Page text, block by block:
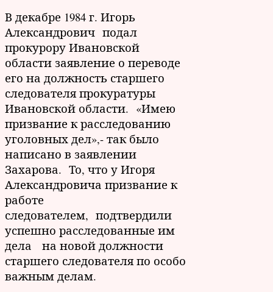
В декабре 1984 г. Игорь
Александрович подал
прокурору Ивановской
области заявление о переводе
его на должность старшего
следователя прокуратуры
Ивановской области. «Имею
призвание к расследованию
уголовных дел»,- так было
написано в заявлении
Захарова. То, что у Игоря
Александровича призвание к
работе
следователем, подтвердили
успешно расследованные им
дела на новой должности
старшего следователя по особо
важным делам.